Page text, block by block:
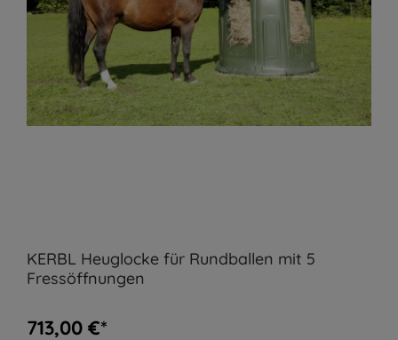
KERBL Heuglocke für Rundballen mit 5
Fressöffnungen
713,00 €*